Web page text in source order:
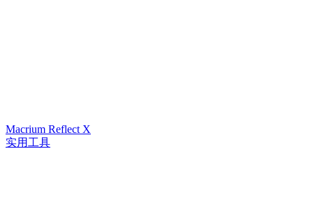
Macrium Reflect X
实用工具